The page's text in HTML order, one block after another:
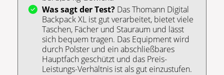
Was sagt der Test? Das Thomann Digital
Backpack XL ist gut verarbeitet, bietet viele
Taschen, Fächer und Stauraum und lässt
sich bequem tragen. Das Equipment wird
durch Polster und ein abschließbares
Hauptfach geschützt und das Preis-
Leistungs-Verhältnis ist als gut einzustufen.